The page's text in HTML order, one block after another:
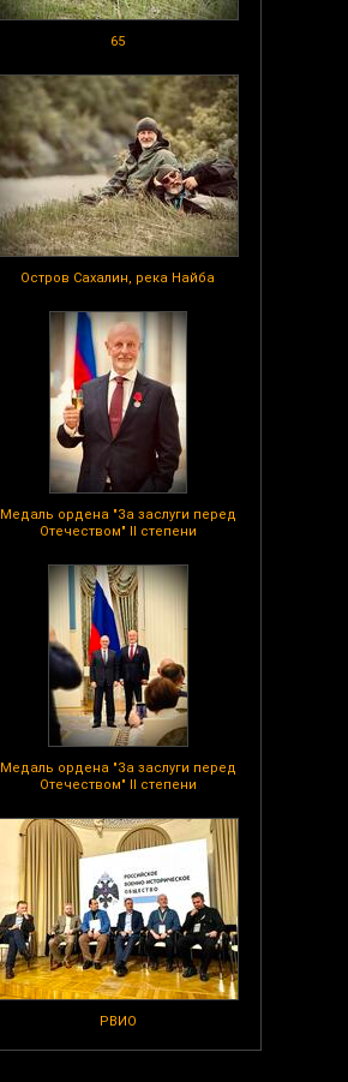
65
Остров Сахалин, река Найба
Медаль ордена "За заслуги перед
Отечеством" II степени
Медаль ордена "За заслуги перед
Отечеством" II степени
РВИО